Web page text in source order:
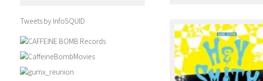
Tweets by InfoSQUID